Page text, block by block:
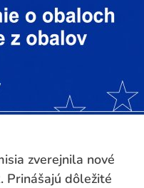
zverejnila nové
Prinášajú dôležité